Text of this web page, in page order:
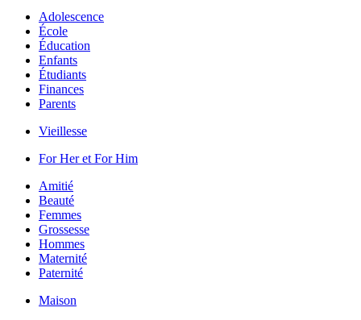
Adolescence
École
Éducation
Enfants
Étudiants
Finances
Parents
Vieillesse
For Her et For Him
Amitié
Beauté
Femmes
Grossesse
Hommes
Maternité
Paternité
Maison